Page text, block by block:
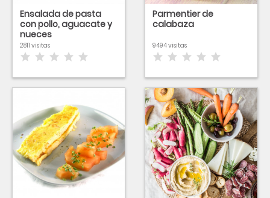
Ensalada de pasta
con pollo, aguacate y
nueces
2811 visitas
Parmentier de
calabaza
9494 visitas